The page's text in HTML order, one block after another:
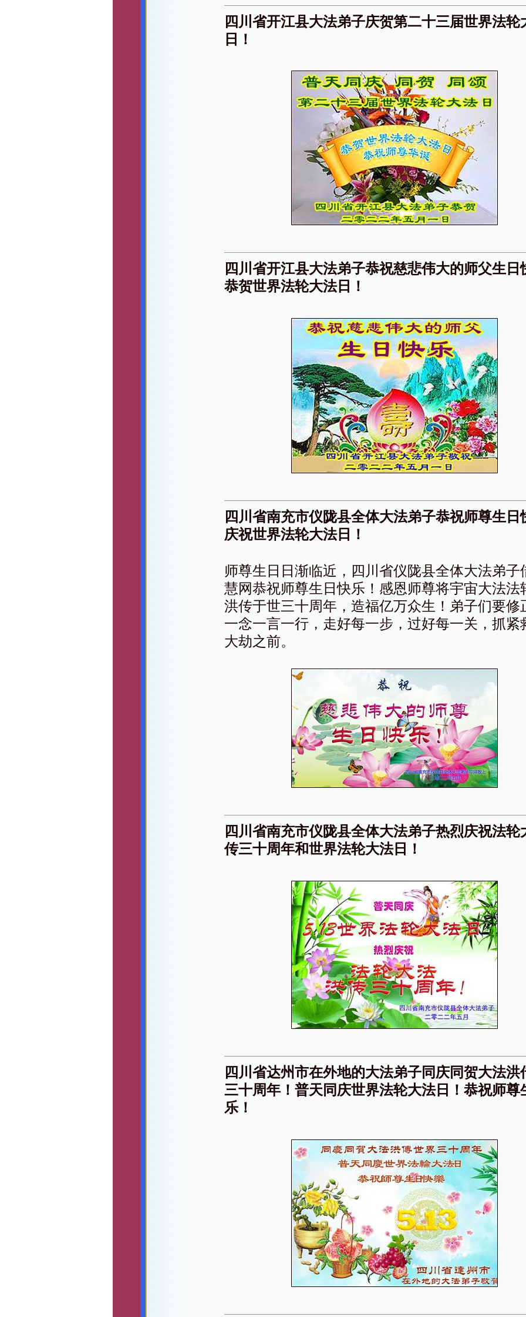
四川省开江县大法弟子庆贺第二十三届世界法轮
日！
四川省开江县大法弟子恭祝慈悲伟大的师父生日
恭贺世界法轮大法日！
四川省南充市仪陇县全体大法弟子恭祝师尊生日
庆祝世界法轮大法日！
师尊生日日渐临近，四川省仪陇县全体大法弟子
慧网恭祝师尊生日快乐！感恩师尊将宇宙大法法
洪传于世三十周年，造福亿万众生！弟子们要修
一念一言一行，走好每一步，过好每一关，抓紧
大劫之前。
四川省南充市仪陇县全体大法弟子热烈庆祝法轮
传三十周年和世界法轮大法日！
四川省达州市在外地的大法弟子同庆同贺大法洪
三十周年！普天同庆世界法轮大法日！恭祝师尊
乐！